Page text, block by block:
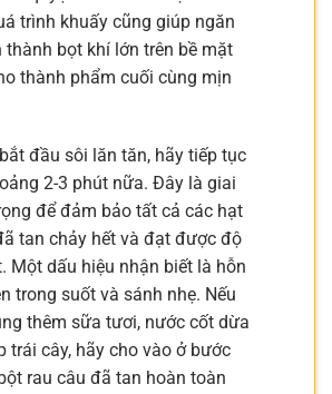
trình khuấy cũng giúp ngăn
thành bọt khí lớn trên bề mặt
thành phẩm cuối cùng mịn
đầu sôi lăn tăn, hãy tiếp tục
2-3 phút nữa. Đây là giai
để đảm bảo tất cả các hạt
tan chảy hết và đạt được độ
Một dấu hiệu nhận biết là hỗn
trong suốt và sánh nhẹ. Nếu
thêm sữa tươi, nước cốt dừa
trái cây, hãy cho vào ở bước
rau câu đã tan hoàn toàn